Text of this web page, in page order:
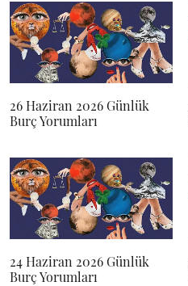
26 Haziran 2026 Günlük
Burç Yorumları
24 Haziran 2026 Günlük
Burç Yorumları